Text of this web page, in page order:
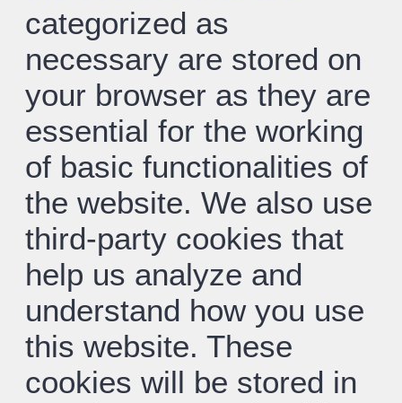
categorized as
necessary are stored on
your browser as they are
essential for the working
of basic functionalities of
the website. We also use
third-party cookies that
help us analyze and
understand how you use
this website. These
cookies will be stored in